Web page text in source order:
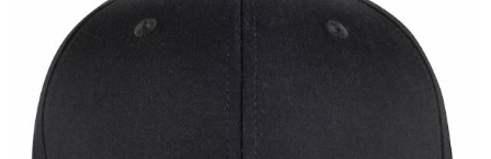
Pasen
Sinterklaas
Verjaardagen